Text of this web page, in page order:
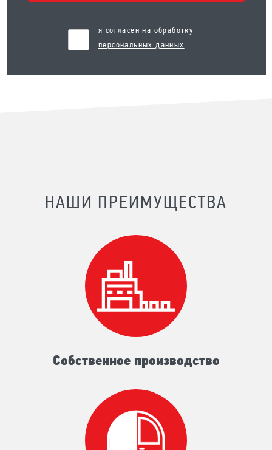
я согласен на обработку
персональных данных
НАШИ ПРЕИМУЩЕСТВА
Собственное производство